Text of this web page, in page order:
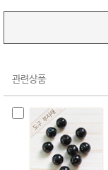
관련상품